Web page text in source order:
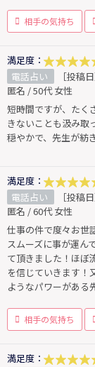
相手の気持ち
満足度：
電話占い
［投稿
匿名 / 50代 女性
短時間ですが、たく
きないことも汲み取
穏やかで、先生が紡
満足度：
電話占い
［投稿
匿名 / 60代 女性
仕事の件で度々お世
スムーズに事が運ん
て頂きました！ほぼ
を信じていきます！
ようなパワーがある
相手の気持ち
満足度：